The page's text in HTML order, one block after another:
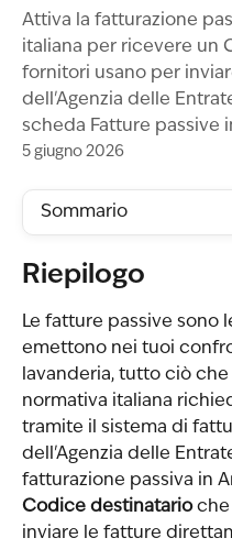
Attiva la fatturazione
italiana per ricevere un
fornitori usano per
dell'Agenzia delle
scheda Fatture passive
5 giugno 2026
Sommario
Riepilogo
Le fatture passive sono
emettono nei tuoi
lavanderia, tutto ciò
normativa italiana
tramite il sistema di
dell'Agenzia delle
fatturazione passiva in
Codice destinatario che
inviare le fatture